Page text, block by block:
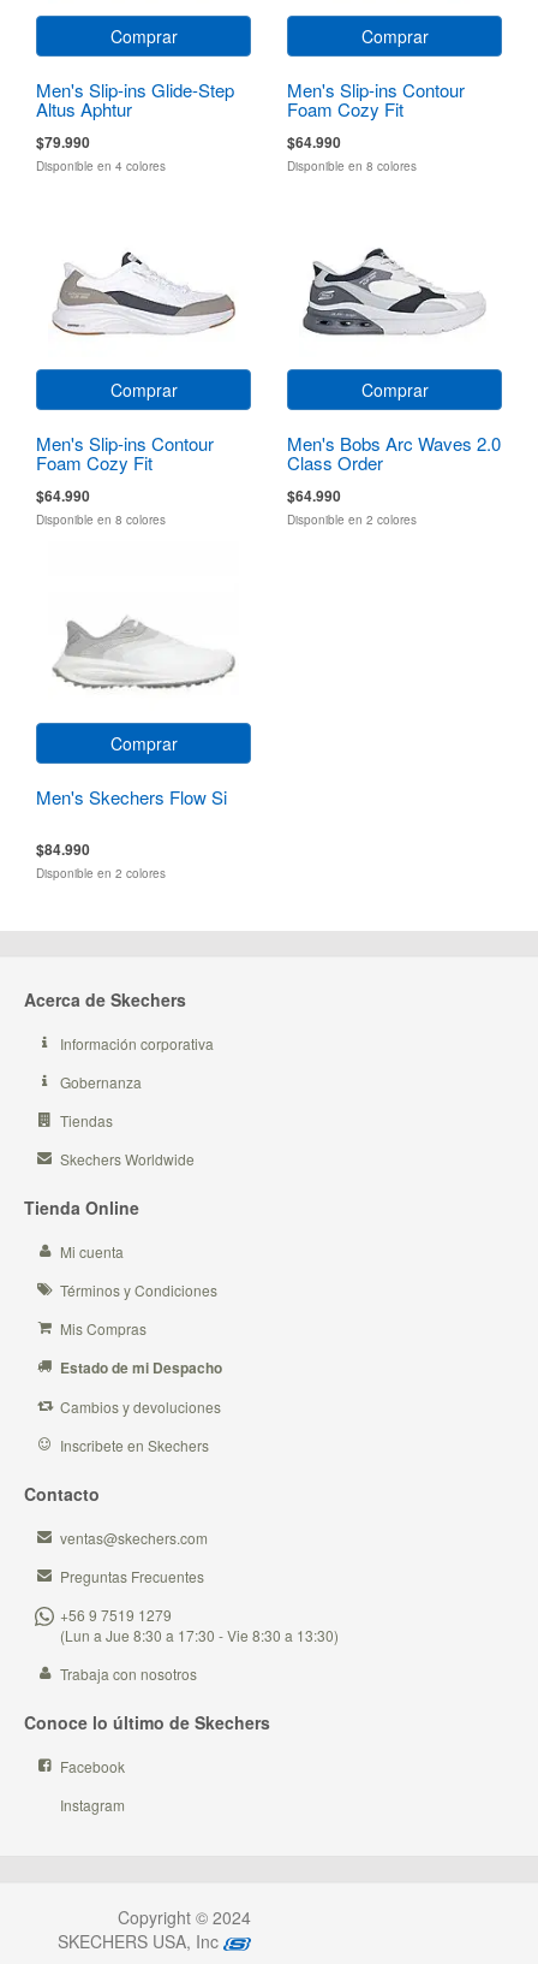
Comprar
Men's Slip-ins Glide-Step
Altus Aphtur
$79.990
Disponible en 4 colores
Comprar
Men's Slip-ins Contour
Foam Cozy Fit
$64.990
Disponible en 8 colores
Comprar
Men's Slip-ins Contour
Foam Cozy Fit
$64.990
Disponible en 8 colores
Comprar
Men's Bobs Arc Waves 2.0
Class Order
$64.990
Disponible en 2 colores
Comprar
Men's Skechers Flow Si
$84.990
Disponible en 2 colores
Acerca de Skechers
Información corporativa
Gobernanza
Tiendas
Skechers Worldwide
Tienda Online
Mi cuenta
Términos y Condiciones
Mis Compras
Estado de mi Despacho
Cambios y devoluciones
Inscribete en Skechers
Contacto
ventas@skechers.com
Preguntas Frecuentes
+56 9 7519 1279
(Lun a Jue 8:30 a 17:30 - Vie 8:30 a 13:30)
Trabaja con nosotros
Conoce lo último de Skechers
Facebook
Instagram
Copyright © 2024
SKECHERS USA, Inc